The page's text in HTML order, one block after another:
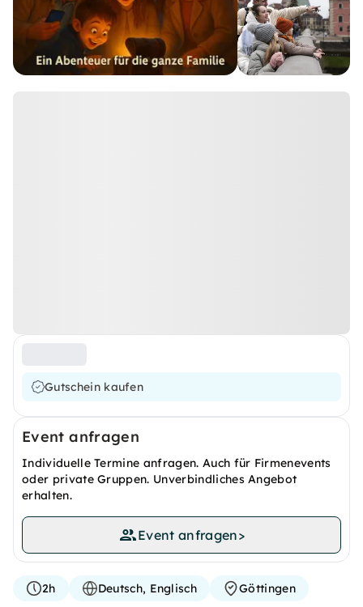
Gutschein kaufen
Event anfragen
Individuelle Termine anfragen. Auch für Firmenevents
oder private Gruppen. Unverbindliches Angebot
erhalten.
Event anfragen>
2h Deutsch, Englisch Göttingen